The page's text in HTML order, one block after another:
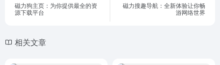
磁力狗主页：为你提供最全的资
源下载平台
磁力搜趣导航：全新体验让你畅
游网络世界
相关文章